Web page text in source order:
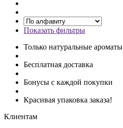
Показать фильтры
Только натуральные ароматы
Бесплатная доставка
Бонусы с каждой покупки
Красивая упаковка заказа!
Клиентам